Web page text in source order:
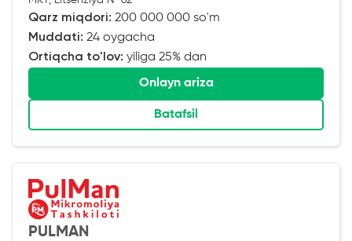
Qarz miqdori: 200 000 000 so'm
Muddati: 24 oygacha
Ortiqcha to'lov: yiliga 25% dan
Onlayn ariza
Batafsil
PULMAN